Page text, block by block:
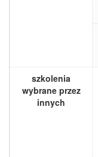
szkolenia
wybrane przez
innych